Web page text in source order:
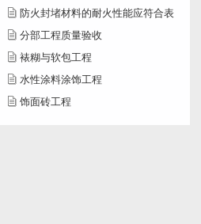
防火封堵材料的耐火性能应符合表
分部工程质量验收
裱糊与软包工程
水性涂料涂饰工程
饰面砖工程